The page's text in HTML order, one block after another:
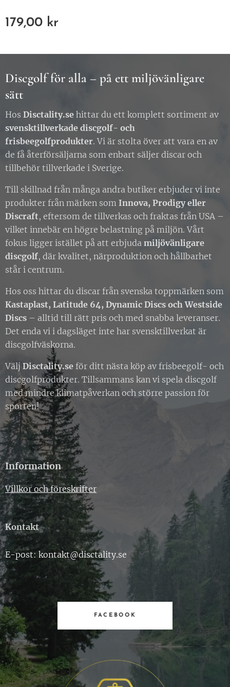
179,00 kr
Discgolf för alla – på ett miljövänligare
sätt
Hos Disctality.se hittar du ett komplett sortiment av
svensktillverkade discgolf- och
frisbeegolfprodukter. Vi är stolta över att vara en av
de få återförsäljarna som enbart säljer discar och
tillbehör tillverkade i Sverige.
Till skillnad från många andra butiker erbjuder vi inte
produkter från märken som Innova, Prodigy eller
Discraft, eftersom de tillverkas och fraktas från USA –
vilket innebär en högre belastning på miljön. Vårt
fokus ligger istället på att erbjuda miljövänligare
discgolf, där kvalitet, närproduktion och hållbarhet
står i centrum.
Hos oss hittar du discar från svenska toppmärken som
Kastaplast, Latitude 64, Dynamic Discs och Westside
Discs – alltid till rätt pris och med snabba leveranser.
Det enda vi i dagsläget inte har svensktillverkat är
discgolfväskorna.
Välj Disctality.se för ditt nästa köp av frisbeegolf- och
discgolfprodukter. Tillsammans kan vi spela discgolf
med mindre klimatpåverkan och större passion för
sporten!
Information
Villkor och föreskrifter
Kontakt
E-post: kontakt@disctality.se
FACEBOOK